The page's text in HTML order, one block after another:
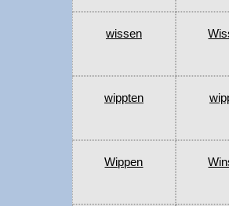
wissen
wippten
Wippen